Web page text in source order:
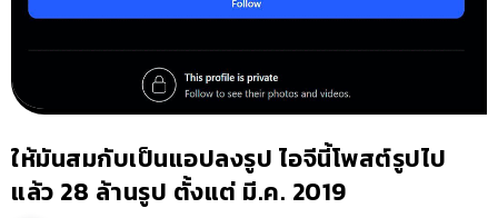
ให้มันสมกับเป็นแอปลงรูป ไอจีนี้โพสต์รูปไป
แล้ว 28 ล้านรูป ตั้งแต่ มี.ค. 2019